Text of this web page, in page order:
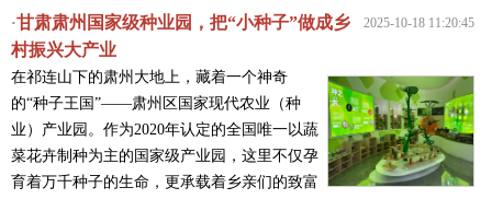
2025-10-18 11:20:45
·甘肃肃州国家级种业园，把“小种子”做成乡
村振兴大产业
在祁连山下的肃州大地上，藏着一个神奇
的“种子王国”——肃州区国家现代农业（种
业）产业园。作为2020年认定的全国唯一以蔬
菜花卉制种为主的国家级产业园，这里不仅孕
育着万千种子的生命，更承载着乡亲们的致富